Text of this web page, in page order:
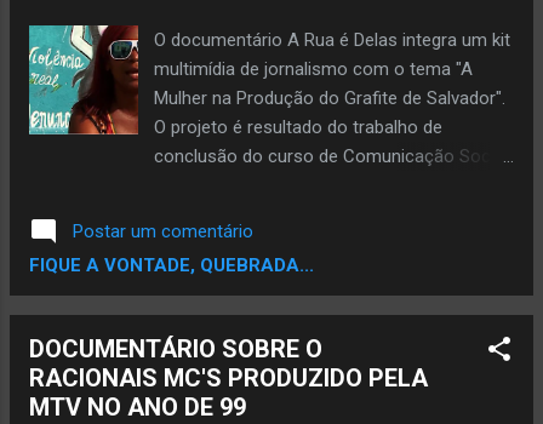
O documentário A Rua é Delas integra um kit
multimídia de jornalismo com o tema "A
Mulher na Produção do Grafite de Salvador".
O projeto é resultado do trabalho de
conclusão do curso de Comunicação Social
com as grafiteiras RBK, Monica e Chermie,
além do grafiteiro Julio Costa.
Postar um comentário
FIQUE A VONTADE, QUEBRADA...
DOCUMENTÁRIO SOBRE O
RACIONAIS MC'S PRODUZIDO PELA
MTV NO ANO DE 99